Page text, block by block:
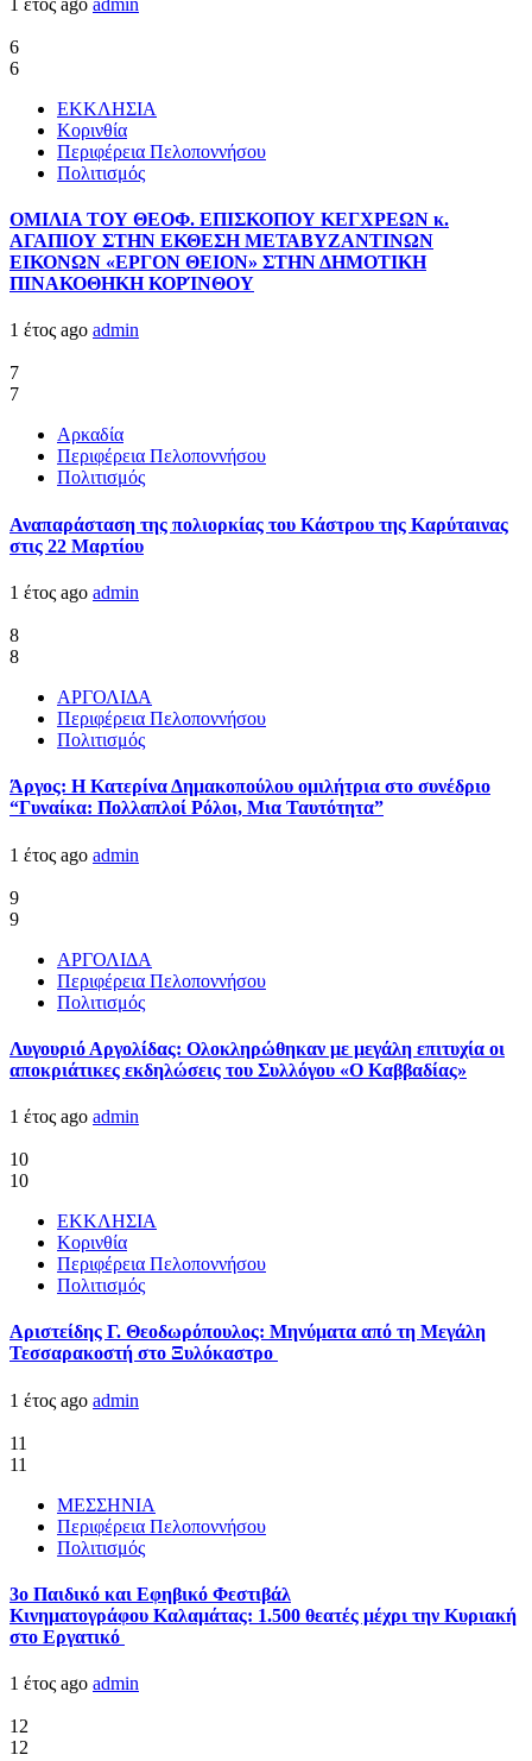
1 έτος ago admin
6
6
ΕΚΚΛΗΣΙΑ
Κορινθία
Περιφέρεια Πελοποννήσου
Πολιτισμός
ΟΜΙΛΙΑ ΤΟΥ ΘΕΟΦ. ΕΠΙΣΚΟΠΟΥ ΚΕΓΧΡΕΩΝ κ.
ΑΓΑΠΙΟΥ ΣΤΗΝ ΕΚΘΕΣΗ ΜΕΤΑΒΥΖΑΝΤΙΝΩΝ
ΕΙΚΟΝΩΝ «ΕΡΓΟΝ ΘΕΙΟΝ» ΣΤΗΝ ΔΗΜΟΤΙΚΗ
ΠΙΝΑΚΟΘΗΚΗ ΚΟΡΊΝΘΟΥ
1 έτος ago admin
7
7
Αρκαδία
Περιφέρεια Πελοποννήσου
Πολιτισμός
Αναπαράσταση της πολιορκίας του Κάστρου της Καρύταινας
στις 22 Μαρτίου
1 έτος ago admin
8
8
ΑΡΓΟΛΙΔΑ
Περιφέρεια Πελοποννήσου
Πολιτισμός
Άργος: Η Κατερίνα Δημακοπούλου ομιλήτρια στο συνέδριο
“Γυναίκα: Πολλαπλοί Ρόλοι, Μια Ταυτότητα”
1 έτος ago admin
9
9
ΑΡΓΟΛΙΔΑ
Περιφέρεια Πελοποννήσου
Πολιτισμός
Λυγουριό Αργολίδας: Ολοκληρώθηκαν με μεγάλη επιτυχία οι
αποκριάτικες εκδηλώσεις του Συλλόγου «Ο Καββαδίας»
1 έτος ago admin
10
10
ΕΚΚΛΗΣΙΑ
Κορινθία
Περιφέρεια Πελοποννήσου
Πολιτισμός
Αριστείδης Γ. Θεοδωρόπουλος: Μηνύματα από τη Μεγάλη
Τεσσαρακοστή στο Ξυλόκαστρο
1 έτος ago admin
11
11
ΜΕΣΣΗΝΙΑ
Περιφέρεια Πελοποννήσου
Πολιτισμός
3ο Παιδικό και Εφηβικό Φεστιβάλ
Κινηματογράφου Καλαμάτας: 1.500 θεατές μέχρι την Κυριακή
στο Εργατικό
1 έτος ago admin
12
12